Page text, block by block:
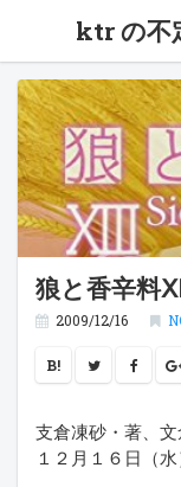
ktr の不
狼と香辛料
2009/12/16
B!
支倉凍砂・著、文
１２月１６日（水